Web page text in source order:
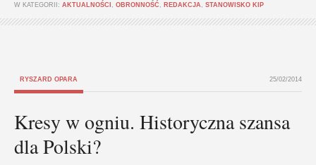
W KATEGORII: AKTUALNOŚCI OBRONNOŚĆ REDAKCJA STANOWISKO KIP
RYSZARD OPARA 25/02/2014
Kresy w ogniu. Historyczna szansa
dla Polski?